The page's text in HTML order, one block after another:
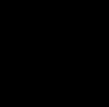
tab)in a new tab)
New Tab)